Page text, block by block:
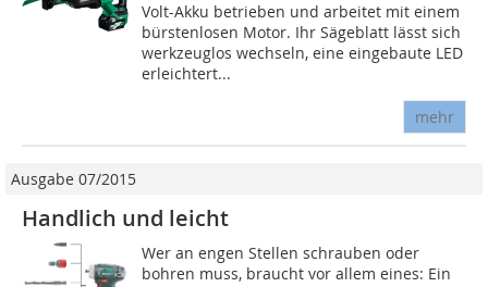
Volt-Akku betrieben und arbeitet mit einem
bürstenlosen Motor. Ihr Sägeblatt lässt sich
werkzeuglos wechseln, eine eingebaute LED
erleichtert...
mehr
Ausgabe 07/2015
Handlich und leicht
Wer an engen Stellen schrauben oder
bohren muss, braucht vor allem eines: Ein